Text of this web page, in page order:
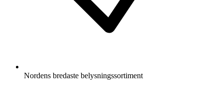
Nordens bredaste belysningssortiment